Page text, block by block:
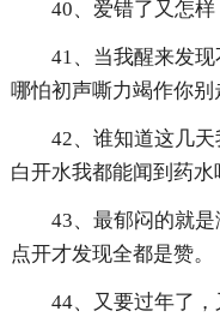
40、爱错了又怎样
41、当我醒来发
哪怕初声嘶力竭作你别
42、谁知道这几
白开水我都能闻到药水
43、最郁闷的就是
点开才发现全都是赞。
44、又要过年了